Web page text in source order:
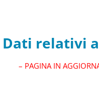
Dati relativi
– PAGINA IN